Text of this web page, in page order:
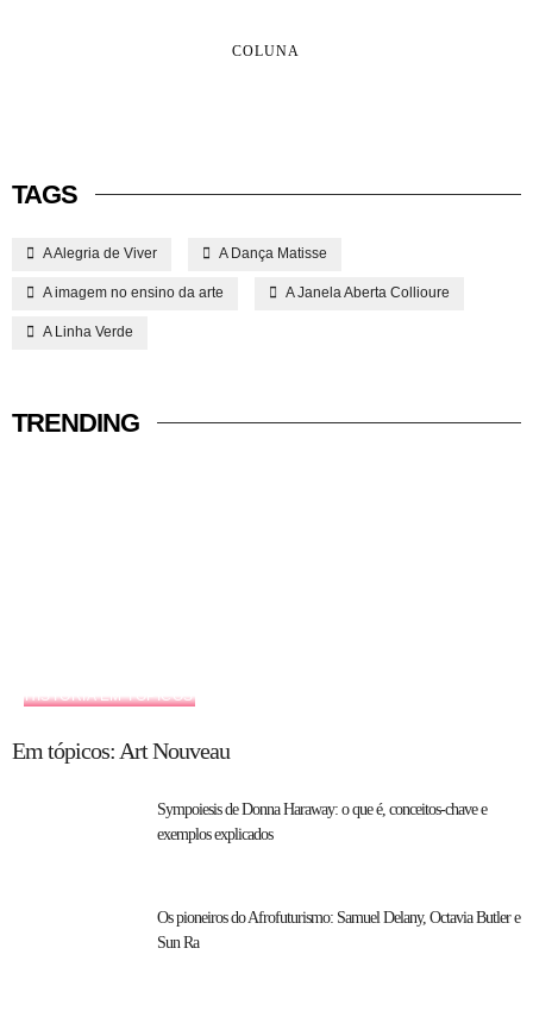
COLUNA
TAGS
A Alegria de Viver A Dança Matisse
A imagem no ensino da arte A Janela Aberta Collioure
A Linha Verde
TRENDING
HISTÓRIA EM TÓPICOS
Em tópicos: Art Nouveau
Sympoiesis de Donna Haraway: o que é, conceitos-chave e
exemplos explicados
Os pioneiros do Afrofuturismo: Samuel Delany, Octavia Butler e
Sun Ra